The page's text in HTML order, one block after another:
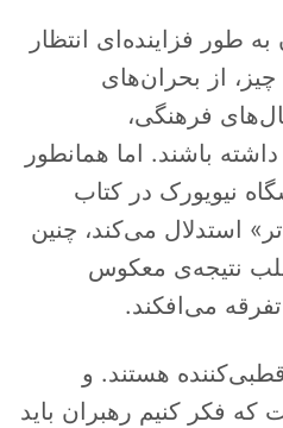
طور فزاینده‌ای انتظار
از بحران‌های
فرهنگی،
باشند. اما همانطور
نیویورک در کتاب
استدلال می‌کند، چنین
نتیجه‌ی معکوس
می‌افکند.
هستند. و
فکر کنیم رهبران باید